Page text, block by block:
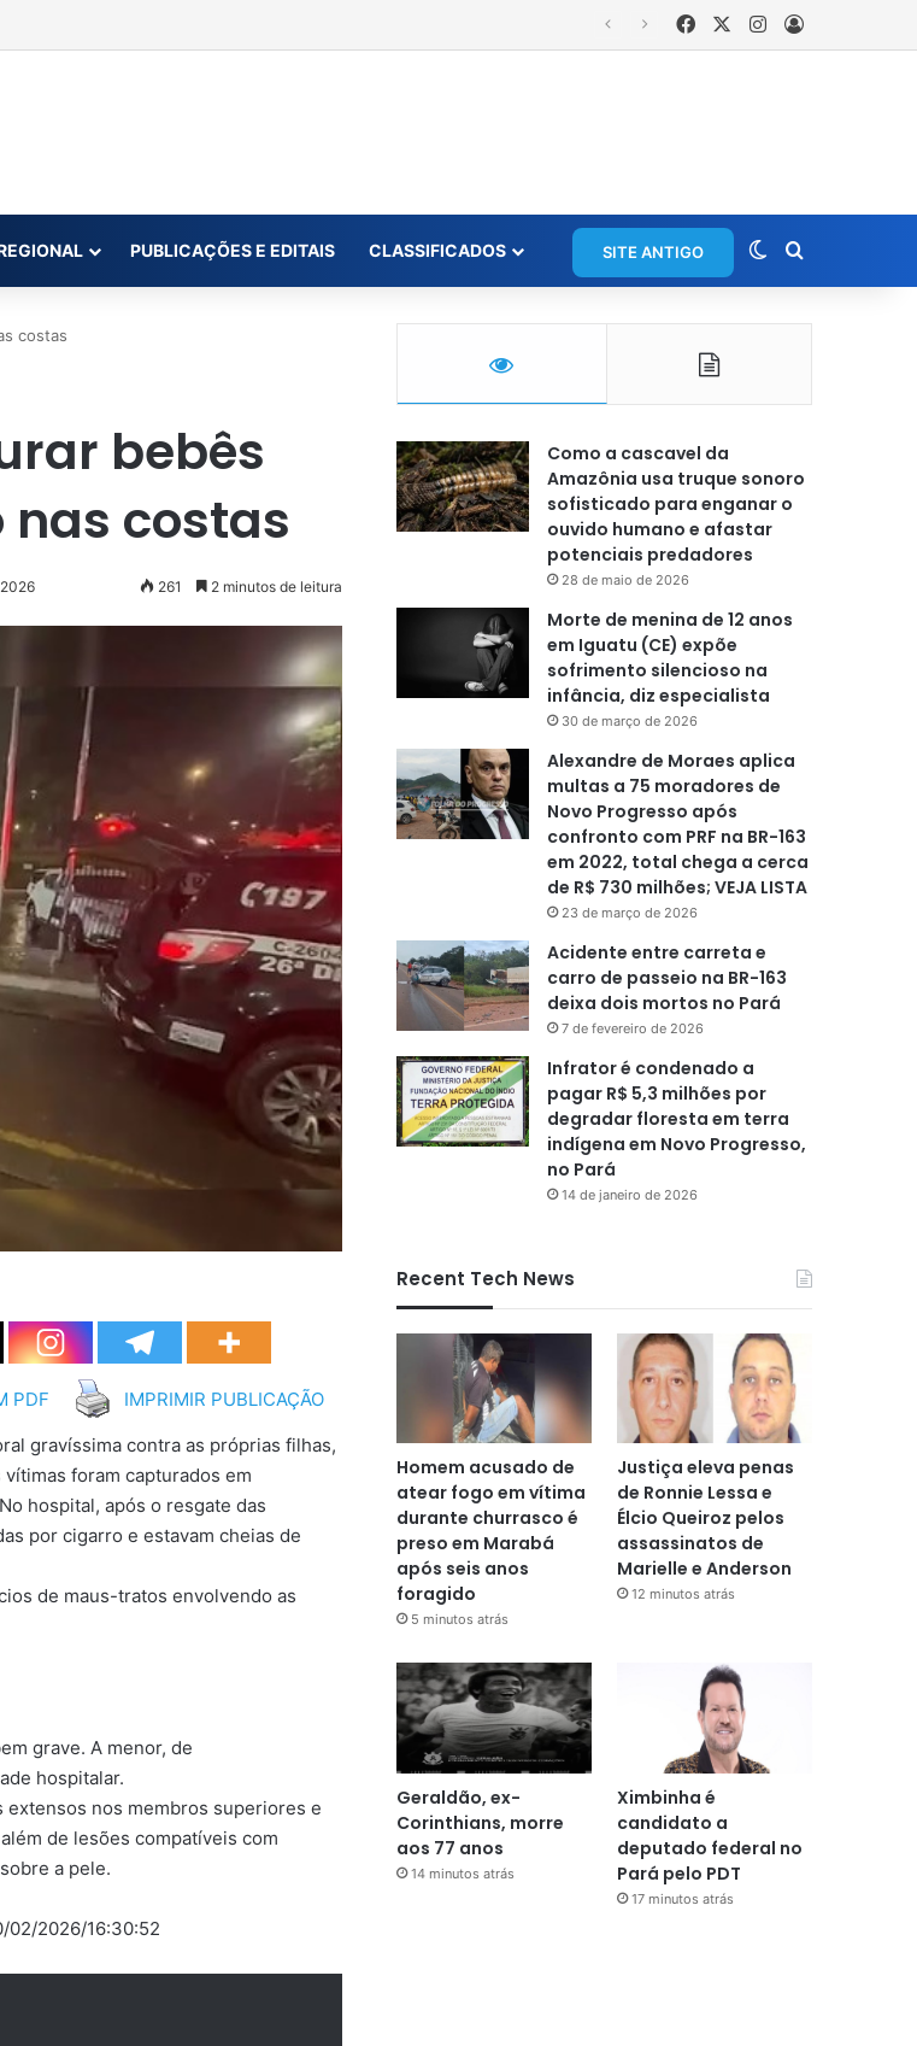
durante churrasco é preso em Marabá após seis anos foragido FacebookInstagram
PUBLICAÇÕES E EDITAIS CLASSIFICADOS SITE ANTIGO Switch skin
costas
bebês
costas
261 2 minutos de leitura
PDF IMPRIMIR PUBLICAÇÃO
gravíssima contra as próprias filhas,
vítimas foram capturados em
hospital, após o resgate das
por cigarro e estavam cheias de
de maus-tratos envolvendo as
grave. A menor, de
hospitalar.
nos membros superiores e
de lesões compatíveis com
a pele.
02/2026/16:30:52
Como a cascavel da
Amazônia usa truque sonoro
sofisticado para enganar o
ouvido humano e afastar
potenciais predadores
28 de maio de 2026
Morte de menina de 12 anos
em Iguatu (CE) expõe
sofrimento silencioso na
infância, diz especialista
30 de março de 2026
Alexandre de Moraes aplica
multas a 75 moradores de
Novo Progresso após
confronto com PRF na BR-163
em 2022, total chega a cerca
de R$ 730 milhões; VEJA LISTA
23 de março de 2026
Acidente entre carreta e
carro de passeio na BR-163
deixa dois mortos no Pará
7 de fevereiro de 2026
Infrator é condenado a
pagar R$ 5,3 milhões por
degradar floresta em terra
indígena em Novo Progresso,
no Pará
14 de janeiro de 2026
Recent Tech News
Homem acusado de
atear fogo em vítima
durante churrasco é
preso em Marabá
após seis anos
foragido
5 minutos atrás
Justiça eleva penas
de Ronnie Lessa e
Élcio Queiroz pelos
assassinatos de
Marielle e Anderson
12 minutos atrás
Geraldão, ex-
Corinthians, morre
aos 77 anos
14 minutos atrás
Ximbinha é
candidato a
deputado federal no
Pará pelo PDT
17 minutos atrás